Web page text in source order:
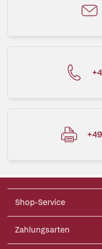
Shop-Service
Zahlungsarten